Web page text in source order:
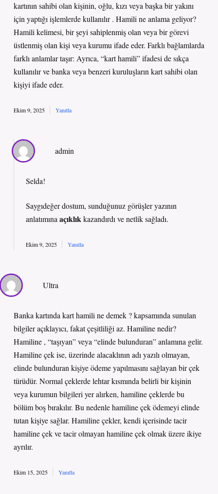
kartının sahibi olan kişinin, oğlu, kızı veya başka bir yakını
için yaptığı işlemlerde kullanılır . Hamili ne anlama geliyor?
Hamili kelimesi, bir şeyi sahiplenmiş olan veya bir görevi
üstlenmiş olan kişi veya kurumu ifade eder. Farklı bağlamlarda
farklı anlamlar taşır: Ayrıca, “kart hamili” ifadesi de sıkça
kullanılır ve banka veya benzeri kuruluşların kart sahibi olan
kişiyi ifade eder.
Ekim 9, 2025 Yanıtla
admin
Selda!
Saygıdeğer dostum, sunduğunuz görüşler yazının
anlatımına açıklıkkazandırdı venetliksağladı.
Ekim 9, 2025 Yanıtla
Ultra
Banka kartında kart hamili ne demek ? kapsamında sunulan
bilgiler açıklayıcı, fakat çeşitliliği az. Hamiline nedir?
Hamiline , “taşıyan” veya “elinde bulunduran” anlamına gelir.
Hamiline çek ise, üzerinde alacaklının adı yazılı olmayan,
elinde bulunduran kişiye ödeme yapılmasını sağlayan bir çek
türüdür. Normal çeklerde lehtar kısmında belirli bir kişinin
veya kurumun bilgileri yer alırken, hamiline çeklerde bu
bölüm boş bırakılır. Bu nedenle hamiline çek ödemeyi elinde
tutan kişiye sağlar. Hamiline çekler, kendi içerisinde tacir
hamiline çek ve tacir olmayan hamiline çek olmak üzere ikiye
ayrılır.
Ekim 15, 2025 Yanıtla